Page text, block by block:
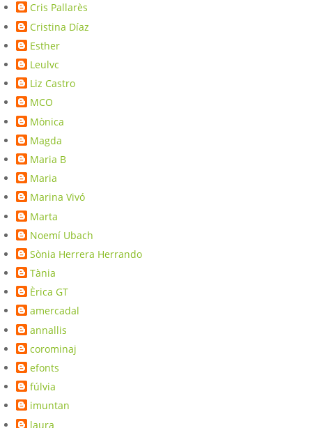
Cris Pallarès
Cristina Díaz
Esther
Leulvc
Liz Castro
MCO
Mònica
Magda
Maria B
Maria
Marina Vivó
Marta
Noemí Ubach
Sònia Herrera Herrando
Tània
Èrica GT
amercadal
annallis
corominaj
efonts
fúlvia
imuntan
laura